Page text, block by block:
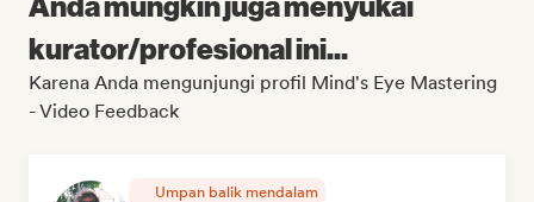
kurator/profesional ini...
Karena Anda mengunjungi profil Mind's Eye Mastering
- Video Feedback
Umpan balik mendalam